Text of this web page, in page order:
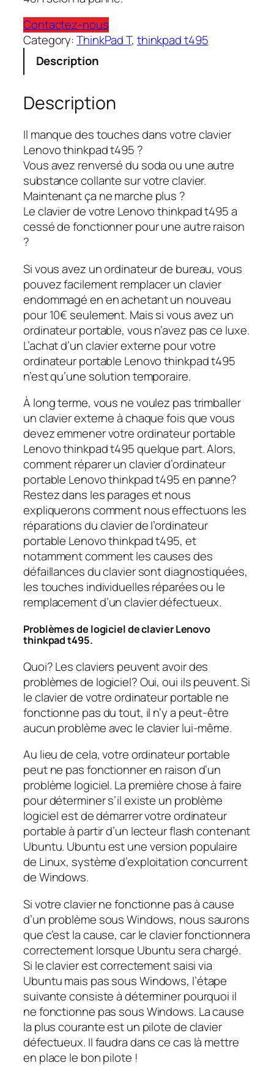
Contactez-nous
Category:ThinkPad T, thinkpad t495
Description
Description
Il manque des touches dans votre clavier
Lenovo thinkpad t495 ?
Vous avez renversé du soda ou une autre
substance collante sur votre clavier.
Maintenant ça ne marche plus ?
Le clavier de votre Lenovo thinkpad t495 a
cessé de fonctionner pour une autre raison
?
Si vous avez un ordinateur de bureau, vous
pouvez facilement remplacer un clavier
endommagé en en achetant un nouveau
pour 10€ seulement. Mais si vous avez un
ordinateur portable, vous n’avez pas ce luxe.
L’achat d’un clavier externe pour votre
ordinateur portable Lenovo thinkpad t495
n’est qu’une solution temporaire.
À long terme, vous ne voulez pas trimballer
un clavier externe à chaque fois que vous
devez emmener votre ordinateur portable
Lenovo thinkpad t495 quelque part. Alors,
comment réparer un clavier d’ordinateur
portable Lenovo thinkpad t495 en panne?
Restez dans les parages et nous
expliquerons comment nous effectuons les
réparations du clavier de l’ordinateur
portable Lenovo thinkpad t495, et
notamment comment les causes des
défaillances du clavier sont diagnostiquées,
les touches individuelles réparées ou le
remplacement d’un clavier défectueux.
Problèmes de logiciel de clavier Lenovo
thinkpad t495.
Quoi? Les claviers peuvent avoir des
problèmes de logiciel? Oui, oui ils peuvent. Si
le clavier de votre ordinateur portable ne
fonctionne pas du tout, il n’y a peut-être
aucun problème avec le clavier lui-même.
Au lieu de cela, votre ordinateur portable
peut ne pas fonctionner en raison d’un
problème logiciel. La première chose à faire
pour déterminer s’il existe un problème
logiciel est de démarrer votre ordinateur
portable à partir d’un lecteur flash contenant
Ubuntu. Ubuntu est une version populaire
de Linux, système d’exploitation concurrent
de Windows.
Si votre clavier ne fonctionne pas à cause
d’un problème sous Windows, nous saurons
que c’est la cause, car le clavier fonctionnera
correctement lorsque Ubuntu sera chargé.
Si le clavier est correctement saisi via
Ubuntu mais pas sous Windows, l’étape
suivante consiste à déterminer pourquoi il
ne fonctionne pas sous Windows. La cause
la plus courante est un pilote de clavier
défectueux. Il faudra dans ce cas là mettre
en place le bon pilote !